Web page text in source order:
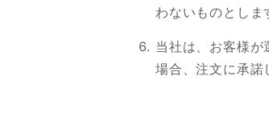
わないものとしま
当社は、お客様
場合、注文に承諾